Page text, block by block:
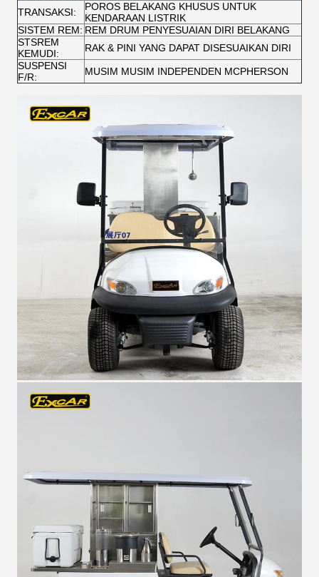
TRANSAKSI:
POROS BELAKANG KHUSUS UNTUK
KENDARAAN LISTRIK
SISTEM REM: REM DRUM PENYESUAIAN DIRI BELAKANG
STSREM
KEMUDI:
RAK & PINI YANG DAPAT DISESUAIKAN DIRI
SUSPENSI
F/R:
MUSIM MUSIM INDEPENDEN MCPHERSON